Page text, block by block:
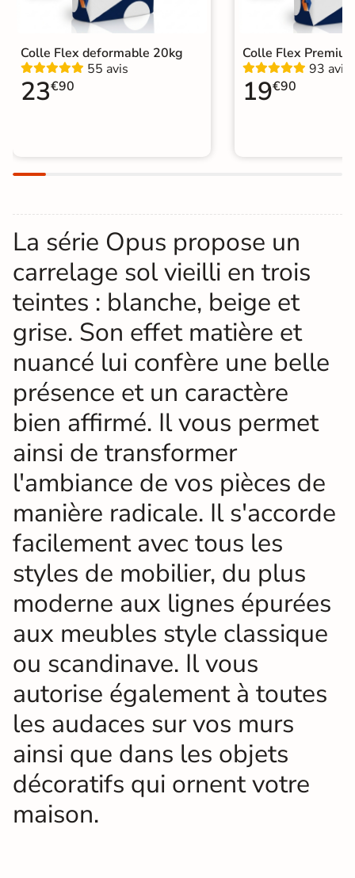
Colle Flex deformable 20kg
55 avis
23€90
Colle Flex
93 avis
19€90
La série Opus propose un
carrelage sol vieilli en trois
teintes : blanche, beige et
grise. Son effet matière et
nuancé lui confère une belle
présence et un caractère
bien affirmé. Il vous permet
ainsi de transformer
l'ambiance de vos pièces de
manière radicale. Il s'accorde
facilement avec tous les
styles de mobilier, du plus
moderne aux lignes épurées
aux meubles style classique
ou scandinave. Il vous
autorise également à toutes
les audaces sur vos murs
ainsi que dans les objets
décoratifs qui ornent votre
maison.